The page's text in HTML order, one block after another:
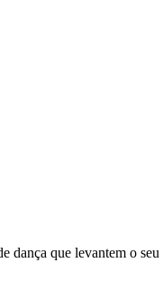
que levantem o